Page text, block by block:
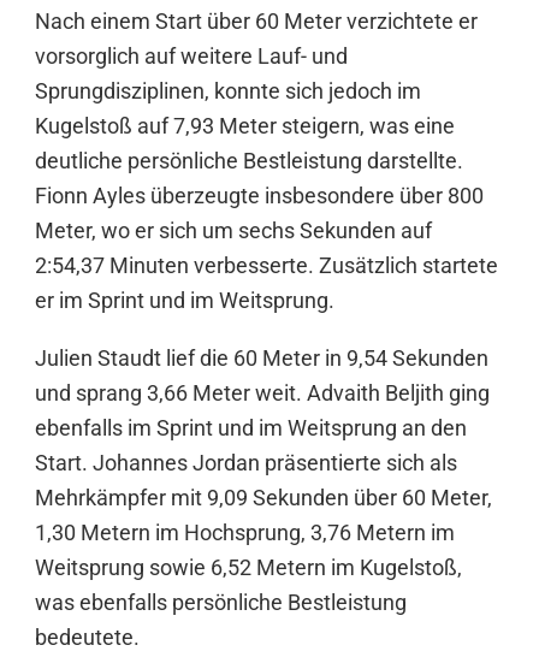
Nach einem Start über 60 Meter verzichtete er
vorsorglich auf weitere Lauf- und
Sprungdisziplinen, konnte sich jedoch im
Kugelstoß auf 7,93 Meter steigern, was eine
deutliche persönliche Bestleistung darstellte.
Fionn Ayles überzeugte insbesondere über 800
Meter, wo er sich um sechs Sekunden auf
2:54,37 Minuten verbesserte. Zusätzlich startete
er im Sprint und im Weitsprung.
Julien Staudt lief die 60 Meter in 9,54 Sekunden
und sprang 3,66 Meter weit. Advaith Beljith ging
ebenfalls im Sprint und im Weitsprung an den
Start. Johannes Jordan präsentierte sich als
Mehrkämpfer mit 9,09 Sekunden über 60 Meter,
1,30 Metern im Hochsprung, 3,76 Metern im
Weitsprung sowie 6,52 Metern im Kugelstoß,
was ebenfalls persönliche Bestleistung
bedeutete.